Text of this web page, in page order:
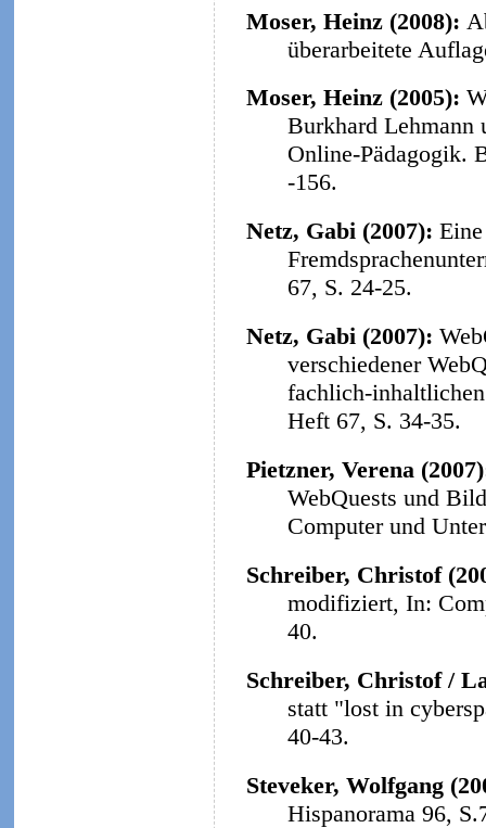
Moser, Heinz (2008):
überarbeitete
Moser, Heinz (2005):
Burkhard Lehmann
Online-Pädagogik.
-156.
Netz, Gabi (2007):
67, S. 24-25.
Netz, Gabi (2007):
verschiedener
fachlich-
Heft 67, S. 34-35.
Pietzner, Verena
WebQuests und
Computer und
Schreiber, Christof
modifiziert, In:
40.
Schreiber, Christof /
statt "lost in
40-43.
Steveker, Wolfgang
Hispanorama 96,